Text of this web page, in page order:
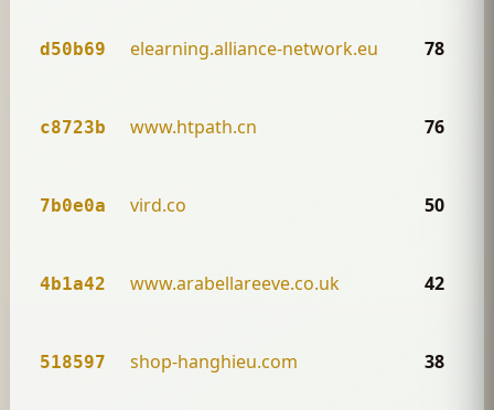
d50b69 elearning.alliance-network.eu 78
c8723b www.htpath.cn 76
7b0e0a vird.co 50
4b1a42 www.arabellareeve.co.uk 42
518597 shop-hanghieu.com 38